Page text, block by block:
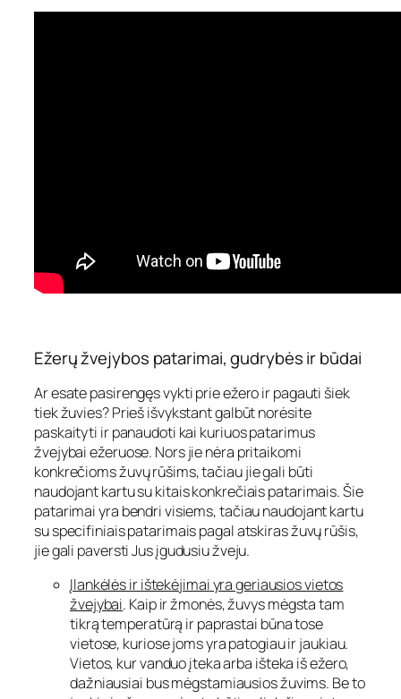
Ežerų žvejybos patarimai, gudrybės ir būdai
Ar esate pasirengęs vykti prie ežero ir pagauti šiek
tiek žuvies? Prieš išvykstant galbūt norėsite
paskaityti ir panaudoti kai kuriuos patarimus
žvejybai ežeruose. Nors jie nėra pritaikomi
konkrečioms žuvų rūšims, tačiau jie gali būti
naudojant kartu su kitais konkrečiais patarimais. Šie
patarimai yra bendri visiems, tačiau naudojant kartu
su specifiniais patarimais pagal atskiras žuvų rūšis,
jie gali paversti Jus įgudusiu žveju.
Įlankėlės ir ištekėjimai yra geriausios vietos
žvejybai. Kaip ir žmonės, žuvys mėgsta tam
tikrą temperatūrą ir paprastai būna tose
vietose, kuriose joms yra patogiau ir jaukiau.
Vietos, kur vanduo įteka arba išteka iš ežero,
dažniausiai bus mėgstamiausios žuvims. Be to